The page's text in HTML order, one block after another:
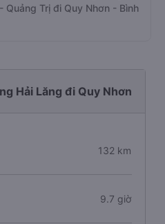
Quảng Trị đi Quy Nhơn - Bình
Hải Lăng đi Quy Nhơn
132 km
9.7 giờ